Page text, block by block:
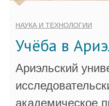
НАУКА И ТЕХНОЛОГИИ
Учёба в
Ариэльский
академическое